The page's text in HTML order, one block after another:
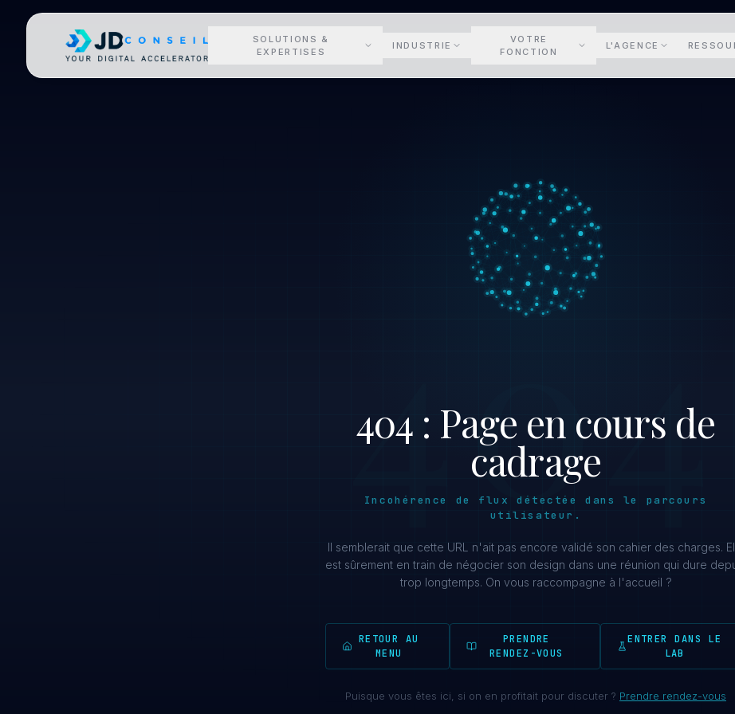
SOLUTIONS &
EXPERTISES
INDUSTRIE
VOTRE
FONCTION
L'AGENCE
404 : Page en cours de
cadrage
Incohérence de flux détectée dans le parcours
utilisateur.
Il semblerait que cette URL n'ait pas encore validé son cahier des charges.
est sûrement en train de négocier son design dans une réunion qui dure
trop longtemps. On vous raccompagne à l'accueil ?
RETOUR AU
MENU
PRENDRE
RENDEZ-VOUS
ENTRER DANS LE
LAB
Puisque vous êtes ici, si on en profitait pour discuter ? Prendre rendez-vous
404